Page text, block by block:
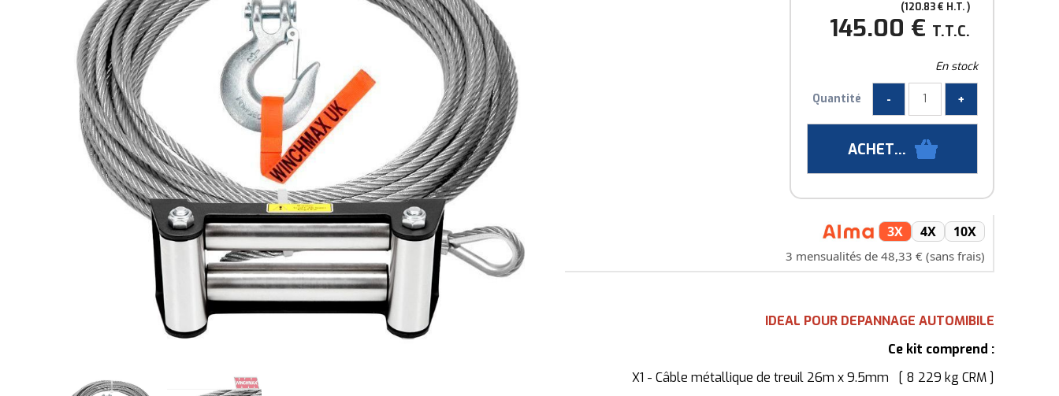
120.83€ H.T.
145.00 € T.T.C.
En stock
Quantité
3X 4X 10X
3 mensualités de 48,33 € (sans frais)
IDEAL POUR DEPANNAGE AUTOMIBILE
Ce kit comprend :
X1 - Câble métallique de treuil 26m x 9.5mm [ 8 229 kg CRM ]